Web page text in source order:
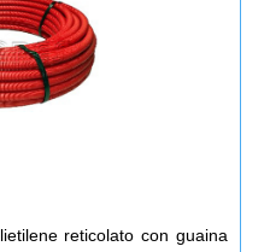
reticolato con guaina